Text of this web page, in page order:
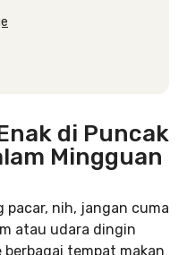
di Puncak
Mingguan
pacar, nih, jangan cuma
atau udara dingin
berbagai tempat makan